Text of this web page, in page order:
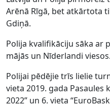
Arēnā Rīgā, bet atkārtota
Gdiņā.
Polija kvalifikāciju sāka ar
mājās un Nīderlandi viesos.
Polijai pēdējie trīs lielie
vieta 2019. gada Pasaules
2022” un 6. vieta